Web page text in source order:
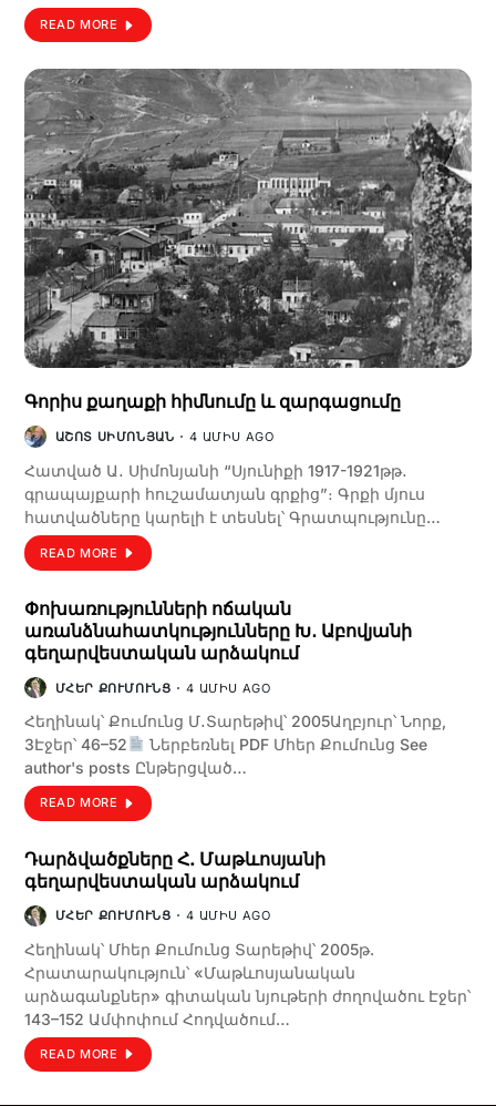
READ MORE
Գորիս քաղաքի հիմնումը և զարգացումը
ԱՇՈՏ ՍԻՄՈՆՅԱՆ 4 ԱՄԻՍ AGO
Հատված Ա․ Սիմոնյանի “Սյունիքի 1917-1921թթ․
գրապայքարի հուշամատյան գրքից”։ Գրքի մյուս
հատվածները կարելի է տեսնել՝ Գրատպությունը…
READ MORE
Փոխառությունների ոճական
առանձնահատկությունները Խ․ Աբովյանի
գեղարվեստական արձակում
ՄՀԵՐ ՔՈՒՄՈՒՆՑ 4 ԱՄԻՍ AGO
Հեղինակ՝ Քումունց Մ․Տարեթիվ՝ 2005Աղբյուր՝ Նորք,
3Էջեր՝ 46–52
Ներբեռնել PDF Մհեր Քումունց See
author's posts Ընթերցված…
READ MORE
Դարձվածքները Հ. Մաթևոսյանի
գեղարվեստական արձակում
ՄՀԵՐ ՔՈՒՄՈՒՆՑ 4 ԱՄԻՍ AGO
Հեղինակ՝ Մհեր Քումունց Տարեթիվ՝ 2005թ.
Հրատարակություն՝ «Մաթևոսյանական
արձագանքներ» գիտական նյութերի ժողովածու Էջեր՝
143–152 Ամփոփում Հոդվածում…
READ MORE